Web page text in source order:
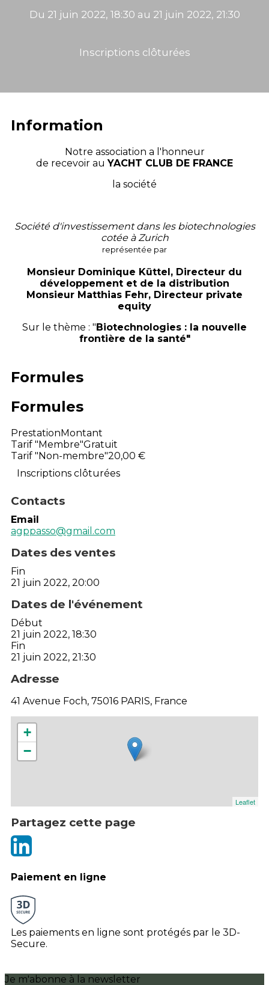
Du 21 juin 2022, 18:30 au 21 juin 2022, 21:30
Inscriptions clôturées
Information
Notre association a l'honneur
de recevoir auYACHT CLUB DE FRANCE
la société
Société d'investissement dans les biotechnologies
cotée à Zurich
représentée par
Monsieur Dominique Küttel, Directeur du
développement et de la distribution
Monsieur Matthias Fehr, Directeur private
equity
Sur le thème : "Biotechnologies : la nouvelle
frontière de la santé"
Formules
Formules
PrestationMontant
Tarif "Membre"Gratuit
Tarif "Non-membre"20,00 €
Inscriptions clôturées
Contacts
Email
agppasso@gmail.com
Dates des ventes
Fin
21 juin 2022, 20:00
Dates de l'événement
Début
21 juin 2022, 18:30
Fin
21 juin 2022, 21:30
Adresse
41 Avenue Foch, 75016 PARIS, France
+
−
Leaflet
Partagez cette page
Paiement en ligne
Les paiements en ligne sont protégés par le 3D-
Secure.
Je m'abonne à la newsletter